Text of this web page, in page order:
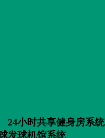
24小时共享健身房系统
发球机馆系统